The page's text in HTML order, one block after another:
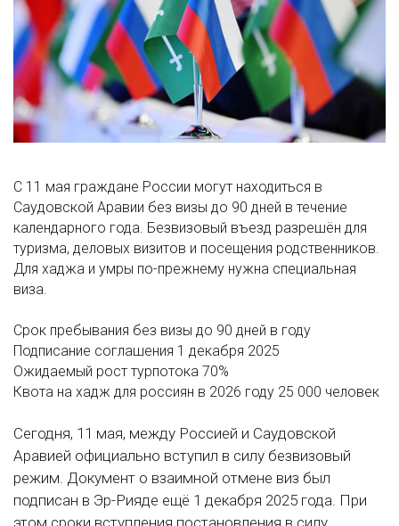
С 11 мая граждане России могут находиться в
Саудовской Аравии без визы до 90 дней в течение
календарного года. Безвизовый въезд разрешён для
туризма, деловых визитов и посещения родственников.
Для хаджа и умры по-прежнему нужна специальная
виза.
Срок пребывания без визы до 90 дней в году
Подписание соглашения 1 декабря 2025
Ожидаемый рост турпотока 70%
Квота на хадж для россиян в 2026 году 25 000 человек
Сегодня, 11 мая, между Россией и Саудовской
Аравией официально вступил в силу безвизовый
режим. Документ о взаимной отмене виз был
подписан в Эр-Рияде ещё 1 декабря 2025 года. При
этом сроки вступления постановления в силу